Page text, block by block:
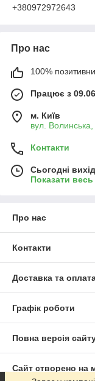
+380972972643
Про нас
100%
Працює з
м. Київ
вул. Волинська,
Контакти
Сьогодні
Показати
Про нас
Контакти
Доставка та
Графік роботи
Повна версія
Сайт створено на